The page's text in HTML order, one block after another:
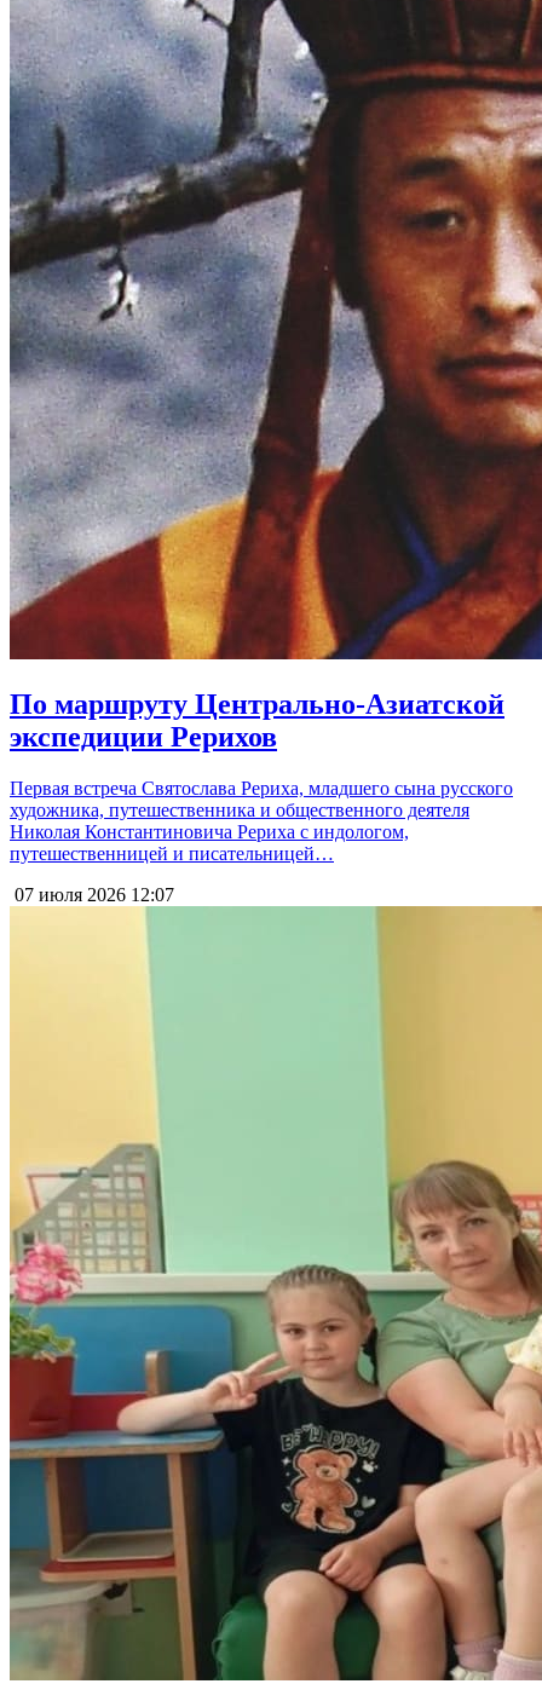
По маршруту Центрально-Азиатской
экспедиции Рерихов
Первая встреча Святослава Рериха, младшего сына русского
художника, путешественника и общественного деятеля
Николая Константиновича Рериха с индологом,
путешественницей и писательницей…
07 июля 2026 12:07